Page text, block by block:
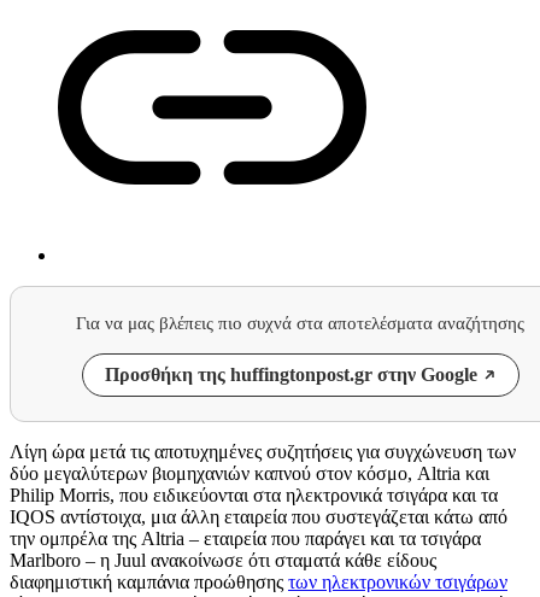
Για να μας βλέπεις πιο συχνά στα αποτελέσματα αναζήτησης
Προσθήκη της huffingtonpost.gr στην Google
Λίγη ώρα μετά τις αποτυχημένες συζητήσεις για συγχώνευση των
δύο μεγαλύτερων βιομηχανιών καπνού στον κόσμο, Altria και
Philip Morris, που ειδικεύονται στα ηλεκτρονικά τσιγάρα και τα
IQOS αντίστοιχα, μια άλλη εταιρεία που συστεγάζεται κάτω από
την ομπρέλα της Altria – εταιρεία που παράγει και τα τσιγάρα
Marlboro – η Juul ανακοίνωσε ότι σταματά κάθε είδους
διαφημιστική καμπάνια προώθησης των ηλεκτρονικών τσιγάρων